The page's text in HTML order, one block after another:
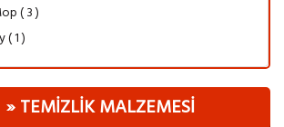
( 3 )
( 1 )
TEMIZLIK MALZEMESI